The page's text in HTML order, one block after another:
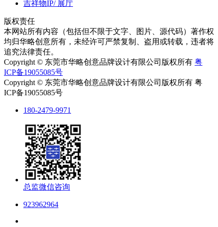
吉祥物IP/ 展厅
版权责任
本网站所有内容（包括但不限于文字、图片、源代码）著作权
均归华略创意所有，未经许可严禁复制、盗用或转载，违者将
追究法律责任。
Copyright © 东莞市华略创意品牌设计有限公司版权所有 粤
ICP备19055085号
Copyright © 东莞市华略创意品牌设计有限公司版权所有 粤
ICP备19055085号
180-2479-9971
总监微信咨询
923962964